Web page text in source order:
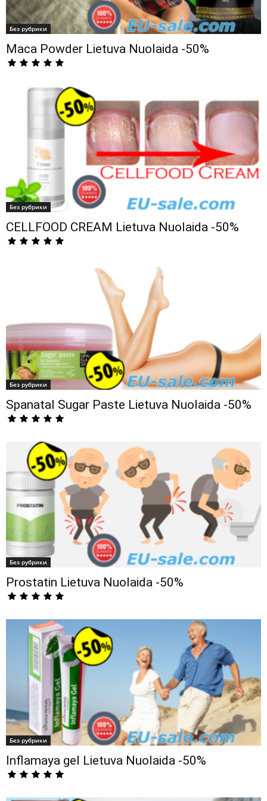
Без рубрики
Maca Powder Lietuva Nuolaida -50%
Без рубрики
CELLFOOD CREAM Lietuva Nuolaida -50%
Без рубрики
Spanatal Sugar Paste Lietuva Nuolaida -50%
Без рубрики
Prostatin Lietuva Nuolaida -50%
Без рубрики
Inflamaya gel Lietuva Nuolaida -50%